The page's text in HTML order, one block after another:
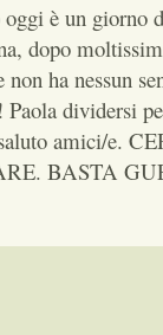
è un giorno
dopo
ha nessun
Paola dividersi
amici/e.
BASTA